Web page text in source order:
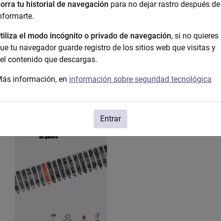
Manual Tratamiento
tu historial de navegación para no dejar rastro después de
el modo incógnito o privado de navegación, si no quieres
tu navegador guarde registro de los sitios web que visitas y
contenido que descargas.
información, en información sobre seguridad tecnológica
Entrar